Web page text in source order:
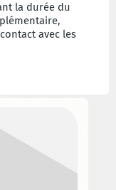
la durée du
avec les